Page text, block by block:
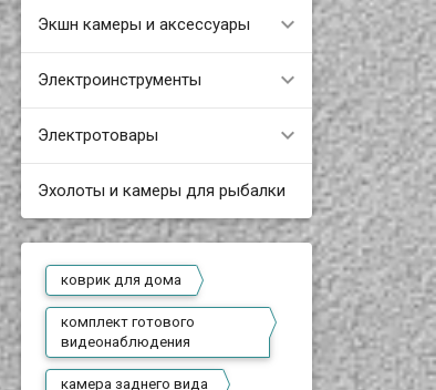
Экшн камеры и аксессуары
Электроинструменты
Электротовары
Эхолоты и камеры для рыбалки
коврик для дома
комплект готового
видеонаблюдения
камера заднего вида
В наличии
Представляем вашему
вниманию мобильный
кнопочный телефон (не
смартфон) с легендарным
дизайном от нокиа 3310.
Оригинальная нокиа 3310
прославилась в первую
очередь за счет своей
простоты и выносливости,
а её дизайн стал классикой
и стандартом для всех
производителей
мобильных телефонов.
Корпус телефона
выполнен из приятного на
ощупь “soft-touch”
пластика, с уже
знакомыми формами и
изгибами. На лицевой
части телефона
расположился яркий 2,4”
дюймовый дисплей с
сочными цветами и
Представляем недорогой,
простой и надежный
электромеханический
замок от компании Headen
(Китай). Данная модель
замка совместима с
большинством
современных аудио и
видео домофонов с
функцией дистанционного
открывания двери. Замок
накладной, может
использоваться на
металлических дверях/
воротах с толщиной
профиля до 85 мм. Корпус
замка выполнен из
нержавеющей стали.